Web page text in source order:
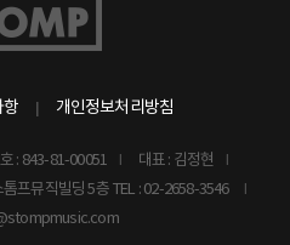
항 개인정보처리방침
: 843-81-00051
대표 : 김정현
프뮤직빌딩 5층 TEL : 02-2658-3546